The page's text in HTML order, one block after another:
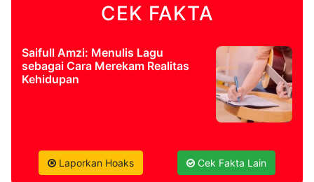
CEK FAKTA
Saifull Amzi: Menulis Lagu
sebagai Cara Merekam Realitas
Kehidupan
Laporkan Hoaks Cek Fakta Lain